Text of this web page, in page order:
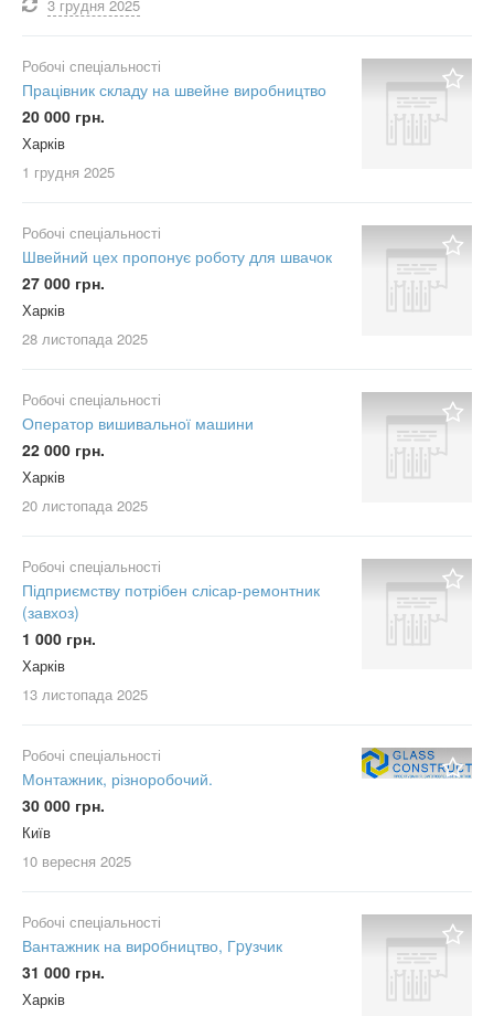
3 грудня 2025
Робочі спеціальності
Працівник складу на швейне виробництво
20 000 грн.
Харків
1 грудня 2025
Робочі спеціальності
Швейний цех пропонує роботу для швачок
27 000 грн.
Харків
28 листопада 2025
Робочі спеціальності
Оператор вишивальної машини
22 000 грн.
Харків
20 листопада 2025
Робочі спеціальності
Підприємству потрібен слісар-ремонтник
(завхоз)
1 000 грн.
Харків
13 листопада 2025
Робочі спеціальності
Монтажник, різноробочий.
30 000 грн.
Київ
10 вересня 2025
Робочі спеціальності
Вантажник на виpoбництво, Гpyзчик
31 000 грн.
Харків